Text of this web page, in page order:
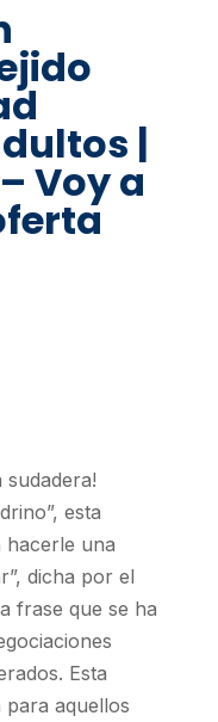
|
Voy a
sudadera!
esta
hacerle una
dicha por el
frase que se ha
Esta
aquellos